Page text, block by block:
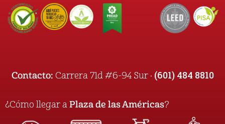
Contacto: Carrera 71d #6-94 Sur · (601) 484 8810
¿Cómo llegar a Plaza de las Américas?